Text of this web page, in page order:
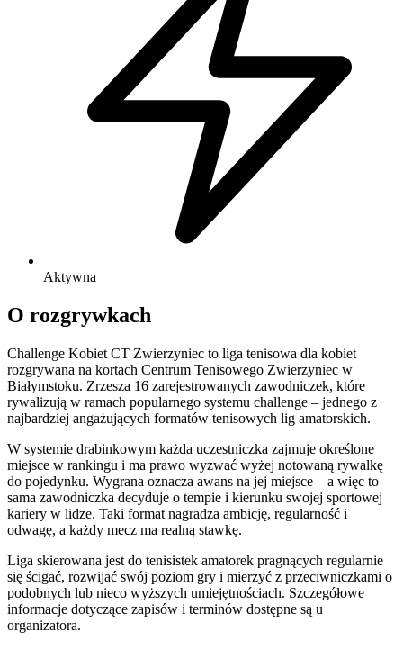
Aktywna
O rozgrywkach
Challenge Kobiet CT Zwierzyniec to liga tenisowa dla kobiet
rozgrywana na kortach Centrum Tenisowego Zwierzyniec w
Białymstoku. Zrzesza 16 zarejestrowanych zawodniczek, które
rywalizują w ramach popularnego systemu challenge – jednego z
najbardziej angażujących formatów tenisowych lig amatorskich.
W systemie drabinkowym każda uczestniczka zajmuje określone
miejsce w rankingu i ma prawo wyzwać wyżej notowaną rywalkę
do pojedynku. Wygrana oznacza awans na jej miejsce – a więc to
sama zawodniczka decyduje o tempie i kierunku swojej sportowej
kariery w lidze. Taki format nagradza ambicję, regularność i
odwagę, a każdy mecz ma realną stawkę.
Liga skierowana jest do tenisistek amatorek pragnących regularnie
się ścigać, rozwijać swój poziom gry i mierzyć z przeciwniczkami o
podobnych lub nieco wyższych umiejętnościach. Szczegółowe
informacje dotyczące zapisów i terminów dostępne są u
organizatora.